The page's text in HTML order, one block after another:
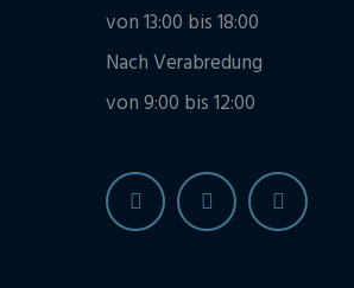
von 13:00 bis 18:00
Nach Verabredung
von 9:00 bis 12:00